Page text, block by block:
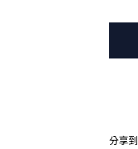
分享到